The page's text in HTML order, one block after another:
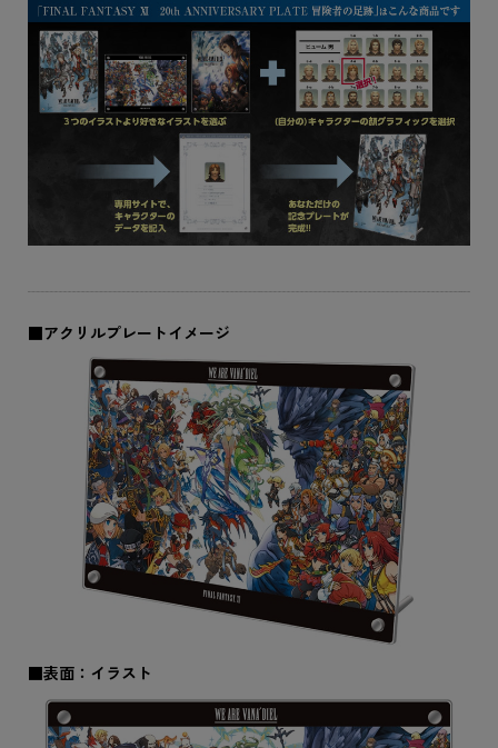
■アクリルプレートイメージ
■表面：イラスト